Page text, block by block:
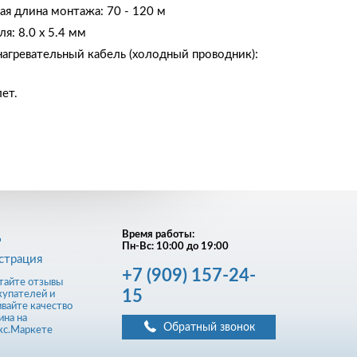
длина монтажа: 70 - 120 м
8.0 х 5.4 мм
кабель (холодный проводник):
Время работы:
Пн-Вс: 10:00 до 19:00
+7 (909) 157-24-
15
Обратный звонок